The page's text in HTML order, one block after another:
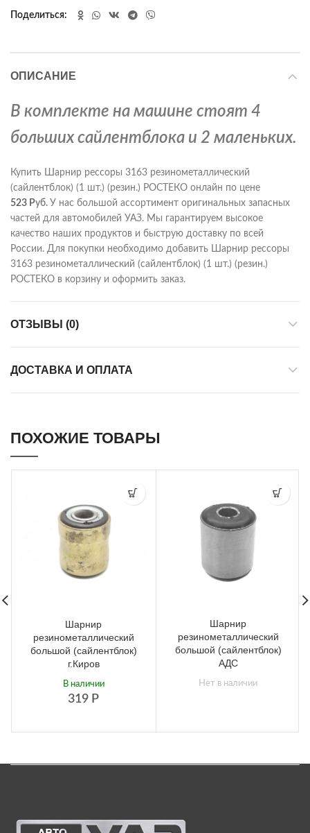
Поделиться
ОПИСАНИЕ
В комплекте на машине стоят 4
больших сайлентблока и 2 маленьких.
Купить Шарнир рессоры 3163 резинометаллический
(сайлентблок) (1 шт.) (резин.) РОСТЕКО онлайн по цене
523 Руб. У нас большой ассортимент оригинальных запасных
частей для автомобилей УАЗ. Мы гарантируем высокое
качество наших продуктов и быструю доставку по всей
России. Для покупки необходимо добавить Шарнир рессоры
3163 резинометаллический (сайлентблок) (1 шт.) (резин.)
РОСТЕКО в корзину и оформить заказ.
ОТЗЫВЫ (0)
ДОСТАВКА И ОПЛАТА
ПОХОЖИЕ ТОВАРЫ
Шарнир
резинометаллический
большой (сайлентблок)
г.Киров
319 Р
В наличии
Шарнир
резинометаллический
большой (сайлентблок)
АДС
Нет в наличии